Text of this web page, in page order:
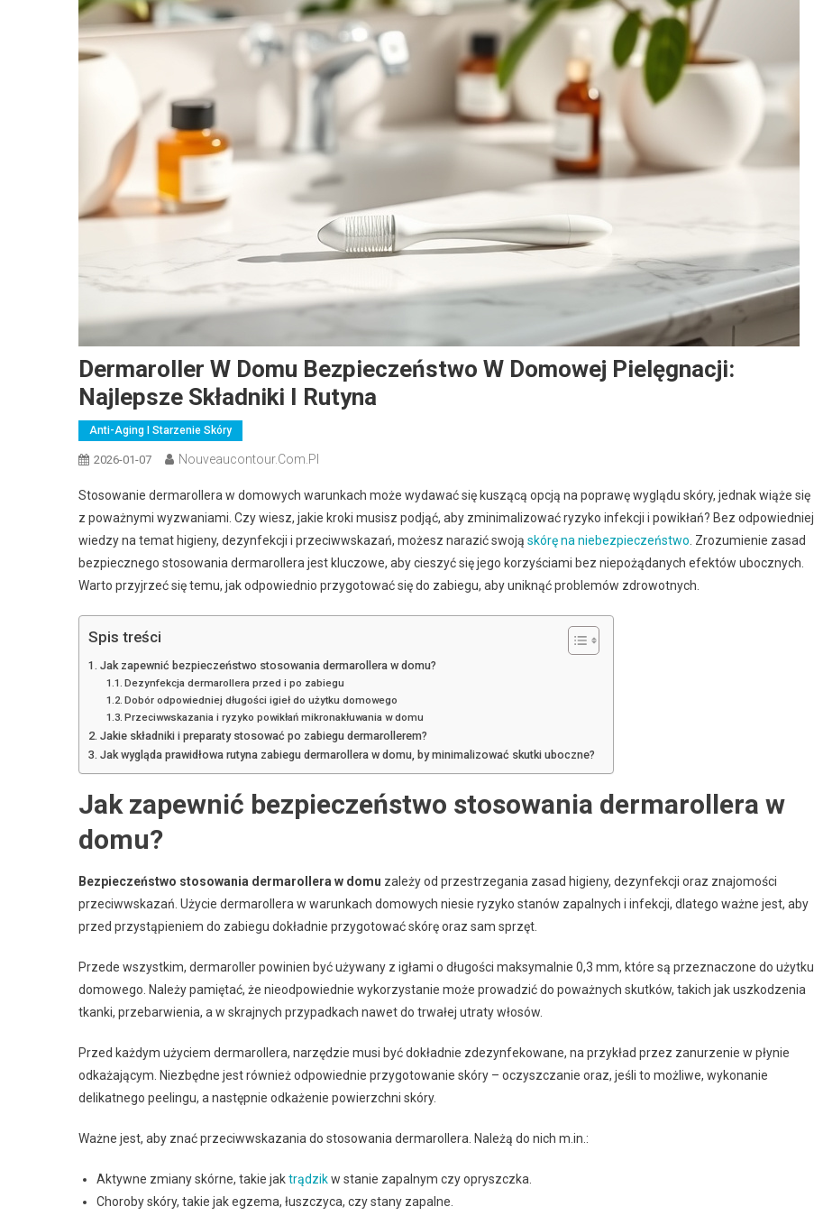
Dermaroller W Domu Bezpieczeństwo W Domowej Pielęgnacji:
Najlepsze Składniki I Rutyna
Anti-Aging I Starzenie Skóry
2026-01-07 Nouveaucontour.com.pl
Stosowanie dermarollera w domowych warunkach może wydawać się kuszącą opcją na poprawę wyglądu skóry, jednak wiąże się
z poważnymi wyzwaniami. Czy wiesz, jakie kroki musisz podjąć, aby zminimalizować ryzyko infekcji i powikłań? Bez odpowiedniej
wiedzy na temat higieny, dezynfekcji i przeciwwskazań, możesz narazić swoją skórę na niebezpieczeństwo . Zrozumienie zasad
bezpiecznego stosowania dermarollera jest kluczowe, aby cieszyć się jego korzyściami bez niepożądanych efektów ubocznych.
Warto przyjrzeć się temu, jak odpowiednio przygotować się do zabiegu, aby uniknąć problemów zdrowotnych.
Spis treści
Jak zapewnić bezpieczeństwo stosowania dermarollera w domu?
Dezynfekcja dermarollera przed i po zabiegu
Dobór odpowiedniej długości igieł do użytku domowego
Przeciwwskazania i ryzyko powikłań mikronakłuwania w domu
Jakie składniki i preparaty stosować po zabiegu dermarollerem?
Jak wygląda prawidłowa rutyna zabiegu dermarollera w domu, by minimalizować skutki uboczne?
Jak zapewnić bezpieczeństwo stosowania dermarollera w
domu?
Bezpieczeństwo stosowania dermarollera w domu zależy od przestrzegania zasad higieny, dezynfekcji oraz znajomości
przeciwwskazań. Użycie dermarollera w warunkach domowych niesie ryzyko stanów zapalnych i infekcji, dlatego ważne jest, aby
przed przystąpieniem do zabiegu dokładnie przygotować skórę oraz sam sprzęt.
Przede wszystkim, dermaroller powinien być używany z igłami o długości maksymalnie 0,3 mm, które są przeznaczone do użytku
domowego. Należy pamiętać, że nieodpowiednie wykorzystanie może prowadzić do poważnych skutków, takich jak uszkodzenia
tkanki, przebarwienia, a w skrajnych przypadkach nawet do trwałej utraty włosów.
Przed każdym użyciem dermarollera, narzędzie musi być dokładnie zdezynfekowane, na przykład przez zanurzenie w płynie
odkażającym. Niezbędne jest również odpowiednie przygotowanie skóry – oczyszczanie oraz, jeśli to możliwe, wykonanie
delikatnego peelingu, a następnie odkażenie powierzchni skóry.
Ważne jest, aby znać przeciwwskazania do stosowania dermarollera. Należą do nich m.in.:
Aktywne zmiany skórne, takie jaktrądzikw stanie zapalnym czy opryszczka.
Choroby skóry, takie jak egzema, łuszczyca, czy stany zapalne.